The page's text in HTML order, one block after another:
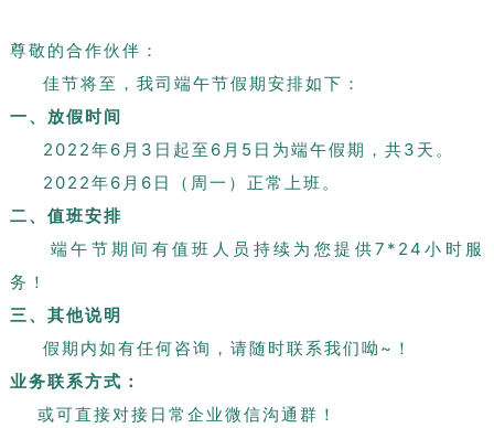
尊敬的合作伙伴：
佳节将至，我司端午节假期安排如下：
一、放假时间
2022年6月3日起至6月5日为端午假期，共3天。
2022年6月6日（周一）正常上班。
二、值班安排
端午节期间有值班人员持续为您提供7*24小时服
务！
三、其他说明
假期内如有任何咨询，请随时联系我们呦~！
业务联系方式：
或可直接对接日常企业微信沟通群！